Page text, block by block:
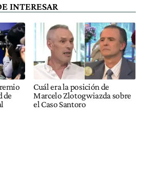
INTERESAR
de
Cuál era la posición de
Marcelo Zlotogwiazda sobre
el Caso Santoro